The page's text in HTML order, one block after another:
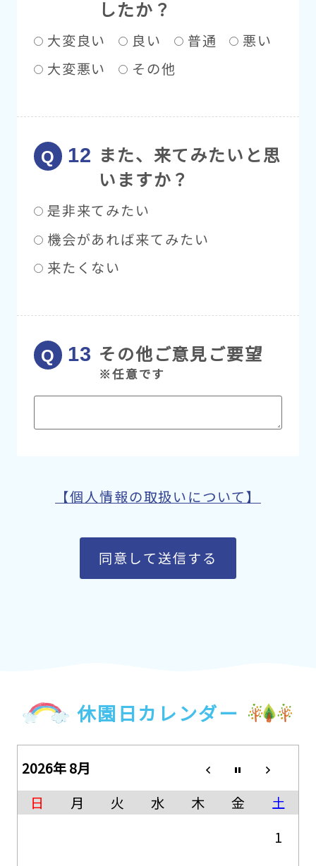
したか？
大変良い 良い 普通
悪い
大変悪い
その他
また、来てみたいと思
いますか？
是非来てみたい
機会があれば来てみたい
来たくない
その他ご意見ご要望
※任意です
【個人情報の取扱いについて】
休園日カレンダー
2026年 8月
日
月 火 水 木 金
土
1